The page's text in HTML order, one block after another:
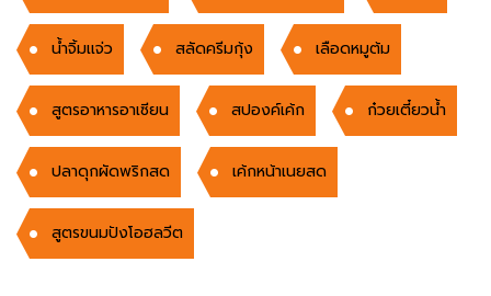
น้ำจิ้มเเจ่ว สลัดครีมกุ้ง เลือดหมูต้ม
สูตรอาหารอาเซียน สปองค์เค้ก ก๋วยเตี๋ยวน้ำ
ปลาดุกผัดพริกสด เค้กหน้าเนยสด
สูตรขนมปังโอฮลวีต